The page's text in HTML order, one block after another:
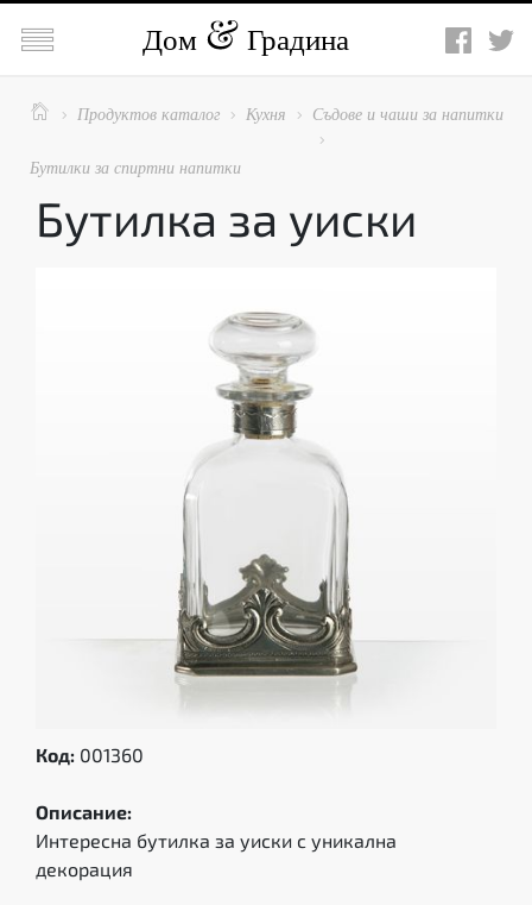
 Дом Градина
  Продуктов каталог  Кухня  Съдове и чаши за напитки

Бутилки за спиртни напитки
Бутилка за уиски
Код: 001360
Описание:
Интересна бутилка за уиски с уникална
декорация